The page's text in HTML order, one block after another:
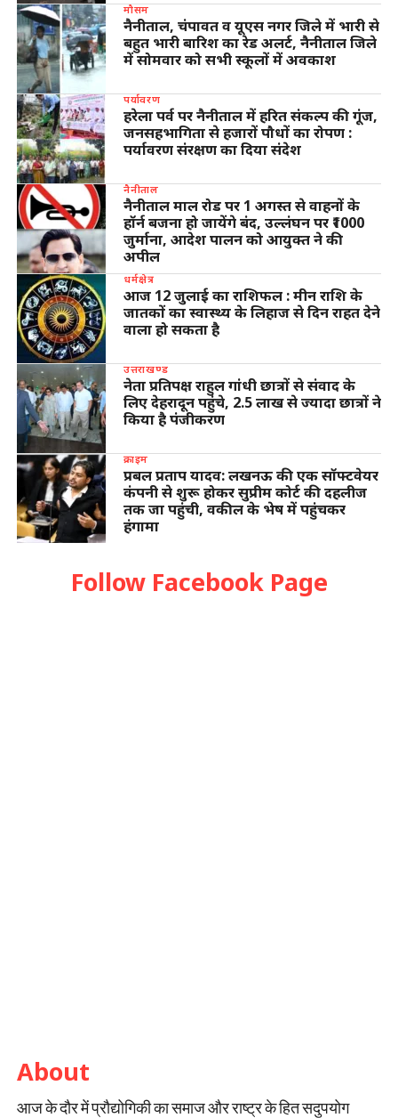
मौसम
नैनीताल, चंपावत व यूएस नगर जिले में भारी से
बहुत भारी बारिश का रेड अलर्ट, नैनीताल जिले
में सोमवार को सभी स्कूलों में अवकाश
पर्यावरण
हरेला पर्व पर नैनीताल में हरित संकल्प की गूंज,
जनसहभागिता से हजारों पौधों का रोपण :
पर्यावरण संरक्षण का दिया संदेश
नैनीताल
नैनीताल माल रोड पर 1 अगस्त से वाहनों के
हॉर्न बजना हो जायेंगे बंद, उल्लंघन पर ₹1000
जुर्माना, आदेश पालन को आयुक्त ने की
अपील
धर्मक्षेत्र
आज 12 जुलाई का राशिफल : मीन राशि के
जातकों का स्वास्थ्य के लिहाज से दिन राहत देने
वाला हो सकता है
उत्तराखण्ड
नेता प्रतिपक्ष राहुल गांधी छात्रों से संवाद के
लिए देहरादून पहुंचे, 2.5 लाख से ज्यादा छात्रों ने
किया है पंजीकरण
क्राइम
प्रबल प्रताप यादव: लखनऊ की एक सॉफ्टवेयर
कंपनी से शुरू होकर सुप्रीम कोर्ट की दहलीज
तक जा पहुंची, वकील के भेष में पहुंचकर
हंगामा
Follow Facebook Page
About
आज के दौर में प्रौद्योगिकी का समाज और राष्ट्र के हित सदुपयोग